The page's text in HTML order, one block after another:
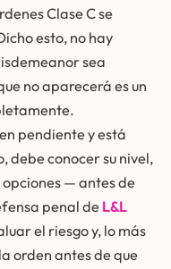
Clase C se
esto, no hay
sea
no aparecerá es un
pendiente y está
debe conocer su nivel,
opciones — antes de
penal de L&L
el riesgo y, lo más
orden antes de que